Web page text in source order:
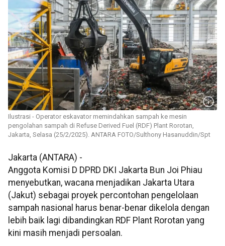
Ilustrasi - Operator eskavator memindahkan sampah ke mesin
pengolahan sampah di Refuse Derived Fuel (RDF) Plant Rorotan,
Jakarta, Selasa (25/2/2025). ANTARA FOTO/Sulthony Hasanuddin/Spt
Jakarta (ANTARA) -
Anggota Komisi D DPRD DKI Jakarta Bun Joi Phiau
menyebutkan, wacana menjadikan Jakarta Utara
(Jakut) sebagai proyek percontohan pengelolaan
sampah nasional harus benar-benar dikelola dengan
lebih baik lagi dibandingkan RDF Plant Rorotan yang
kini masih menjadi persoalan.